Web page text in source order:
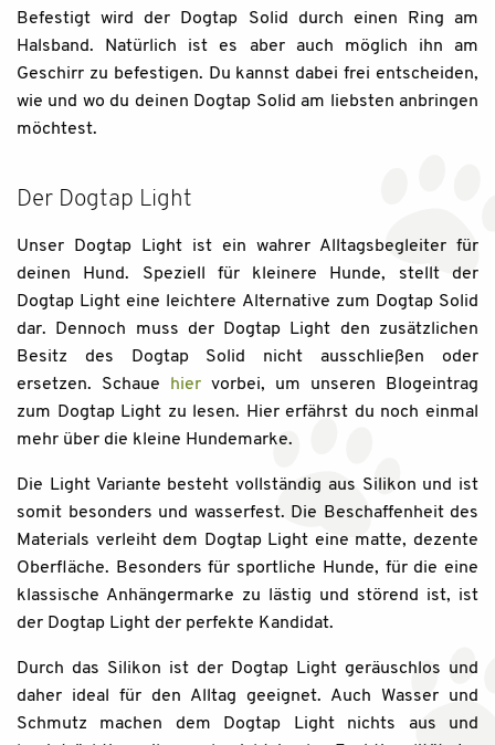
Befestigt wird der Dogtap Solid durch einen Ring am
Halsband. Natürlich ist es aber auch möglich ihn am
Geschirr zu befestigen. Du kannst dabei frei entscheiden,
wie und wo du deinen Dogtap Solid am liebsten anbringen
möchtest.
Der Dogtap Light
Unser Dogtap Light ist ein wahrer Alltagsbegleiter für
deinen Hund. Speziell für kleinere Hunde, stellt der
Dogtap Light eine leichtere Alternative zum Dogtap Solid
dar. Dennoch muss der Dogtap Light den zusätzlichen
Besitz des Dogtap Solid nicht ausschließen oder
ersetzen. Schaue
hier vorbei, um unseren Blogeintrag
zum Dogtap Light zu lesen. Hier erfährst du noch einmal
mehr über die kleine Hundemarke.
Die Light Variante besteht vollständig aus Silikon und ist
somit besonders und wasserfest. Die Beschaffenheit des
Materials verleiht dem Dogtap Light eine matte, dezente
Oberfläche. Besonders für sportliche Hunde, für die eine
klassische Anhängermarke zu lästig und störend ist, ist
der Dogtap Light der perfekte Kandidat.
Durch das Silikon ist der Dogtap Light geräuschlos und
daher ideal für den Alltag geeignet. Auch Wasser und
Schmutz machen dem Dogtap Light nichts aus und